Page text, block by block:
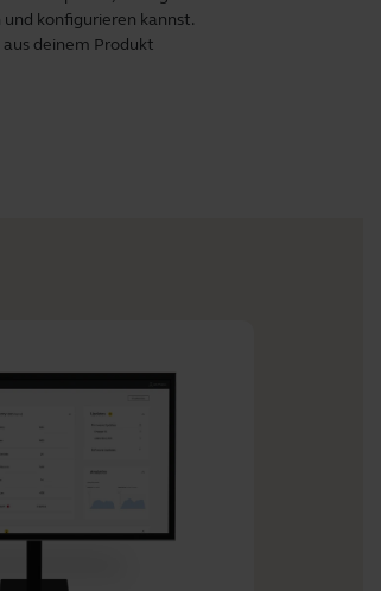
konfigurieren kannst.
deinem Produkt